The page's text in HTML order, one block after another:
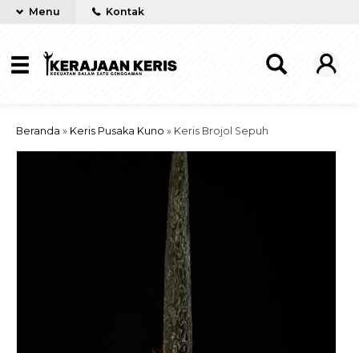
Menu Kontak
Beranda » Keris Pusaka Kuno » Keris Brojol Sepuh